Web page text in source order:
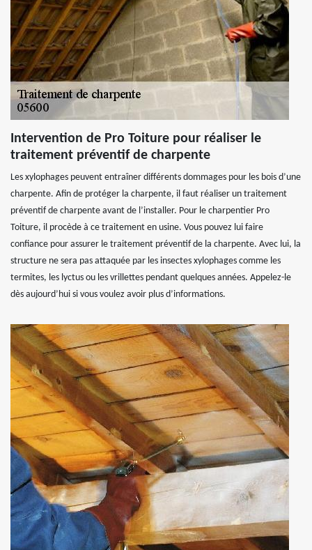
Intervention de Pro Toiture pour réaliser le
traitement préventif de charpente
Les xylophages peuvent entraîner différents dommages pour les bois d’une
charpente. Afin de protéger la charpente, il faut réaliser un traitement
préventif de charpente avant de l’installer. Pour le charpentier Pro
Toiture, il procède à ce traitement en usine. Vous pouvez lui faire
confiance pour assurer le traitement préventif de la charpente. Avec lui, la
structure ne sera pas attaquée par les insectes xylophages comme les
termites, les lyctus ou les vrillettes pendant quelques années. Appelez-le
dès aujourd’hui si vous voulez avoir plus d’informations.